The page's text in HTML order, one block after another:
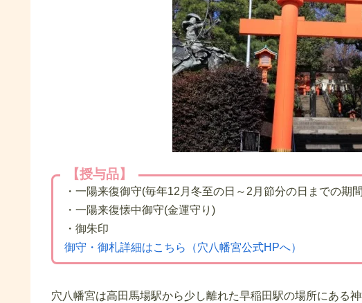
【授与品】
・一陽来復御守(毎年12月冬至の日～2月節分の日までの期
・一陽来復懐中御守(金運守り)
・御朱印
御守・御札詳細はこちら（穴八幡宮公式HPへ）
穴八幡宮は高田馬場駅から少し離れた早稲田駅の場所にある